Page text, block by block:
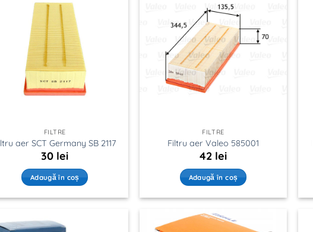
FILTRE
aer SCT Germany SB 2117
30 lei
Adaugă în coș
FILTRE
Filtru aer Valeo 585001
42 lei
Adaugă în coș